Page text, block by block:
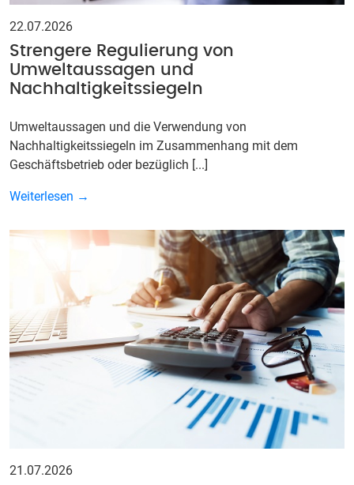
Strengere Regulierung von
Umweltaussagen und
Nachhaltigkeitssiegeln
22.07.2026
Umweltaussagen und die Verwendung von
Nachhaltigkeitssiegeln im Zusammenhang mit dem
Geschäftsbetrieb oder bezüglich [...]
Weiterlesen →
21.07.2026